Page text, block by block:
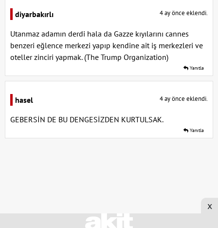
diyarbakırlı 4 ay önce eklendi.
Utanmaz adamın derdi hala da Gazze kıyılarını cannes
benzeri eğlence merkezi yapıp kendine ait iş merkezleri ve
oteller zinciri yapmak. (The Trump Organization)
Yanıtla
hasel 4 ay önce eklendi.
GEBERSİN DE BU DENGESİZDEN KURTULSAK.
Yanıtla
x